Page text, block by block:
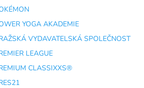
YOGA AKADEMIE
VYDAVATELSKÁ SPOLEČNOST
LEAGUE
CLASSIXXS®